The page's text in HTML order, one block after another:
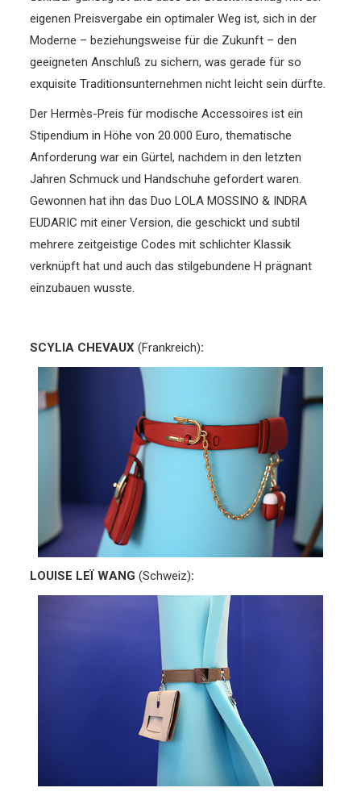
eigenen Preisvergabe ein optimaler Weg ist, sich in der
Moderne – beziehungsweise für die Zukunft – den
geeigneten Anschluß zu sichern, was gerade für so
exquisite Traditionsunternehmen nicht leicht sein dürfte.
Der Hermès-Preis für modische Accessoires ist ein
Stipendium in Höhe von 20.000 Euro, thematische
Anforderung war ein Gürtel, nachdem in den letzten
Jahren Schmuck und Handschuhe gefordert waren.
Gewonnen hat ihn das Duo LOLA MOSSINO & INDRA
EUDARIC mit einer Version, die geschickt und subtil
mehrere zeitgeistige Codes mit schlichter Klassik
verknüpft hat und auch das stilgebundene H prägnant
einzubauen wusste.
SCYLIA CHEVAUX(Frankreich):
LOUISE LEÏWANG(Schweiz):